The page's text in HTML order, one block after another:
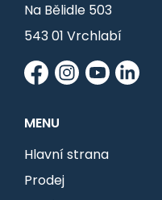
Na Bělidle 503
543 01 Vrchlabí
MENU
Hlavní strana
Prodej